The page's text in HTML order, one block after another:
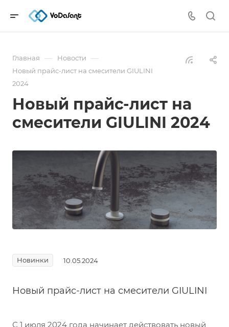
Главная — Новости —
Новый прайс-лист на смесители GIULINI
2024
Новый прайс-лист на
смесители GIULINI 2024
Новинки 10.05.2024
Новый прайс-лист на смесители GIULINI
С 1 июля 2024 года начинает действовать новый